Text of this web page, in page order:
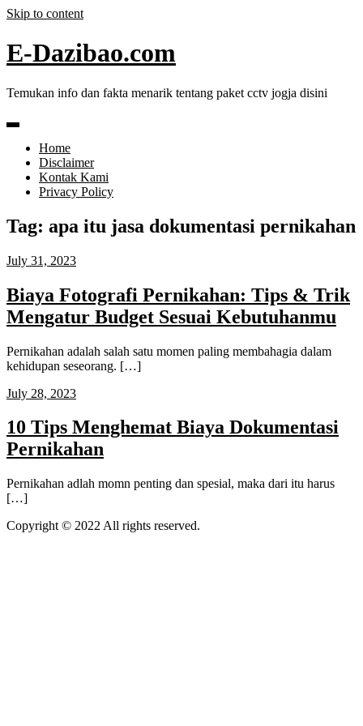
Skip to content
E-Dazibao.com
Temukan info dan fakta menarik tentang paket cctv jogja disini
Home
Disclaimer
Kontak Kami
Privacy Policy
Tag: apa itu jasa dokumentasi pernikahan
July 31, 2023
Biaya Fotografi Pernikahan: Tips & Trik
Mengatur Budget Sesuai Kebutuhanmu
Pernikahan adalah salah satu momen paling membahagia dalam
kehidupan seseorang. […]
July 28, 2023
10 Tips Menghemat Biaya Dokumentasi
Pernikahan
Pernikahan adlah momn penting dan spesial, maka dari itu harus
[…]
Copyright © 2022 All rights reserved.